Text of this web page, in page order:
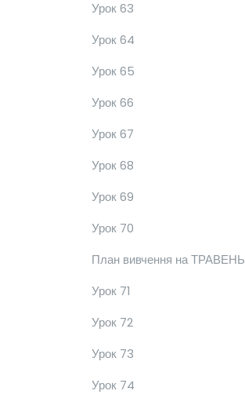
Урок 63
Урок 64
Урок 65
Урок 66
Урок 67
Урок 68
Урок 69
Урок 70
План вивчення на ТРАВЕНЬ
Урок 71
Урок 72
Урок 73
Урок 74